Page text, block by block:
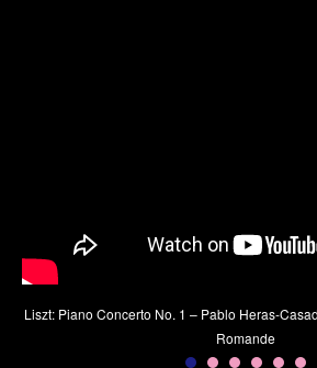
Liszt: Piano Concerto No. 1 – Pablo Heras-
Romande